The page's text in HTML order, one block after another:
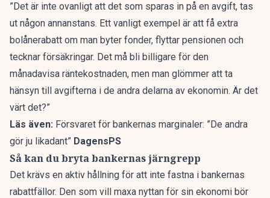
”Det är inte ovanligt att det som sparas in på en avgift, tas
ut någon annanstans. Ett vanligt exempel är att få extra
bolånerabatt om man byter fonder, flyttar pensionen och
tecknar försäkringar. Det må bli billigare för den
månadavisa räntekostnaden, men man glömmer att ta
hänsyn till avgifterna i de andra delarna av ekonomin. Är det
värt det?”
Läs även: Försvaret för bankernas marginaler: ”De andra
gör ju likadant” DagensPS
Så kan du bryta bankernas järngrepp
Det krävs en aktiv hållning för att inte fastna i bankernas
rabattfällor. Den som vill maxa nyttan för sin ekonomi bör